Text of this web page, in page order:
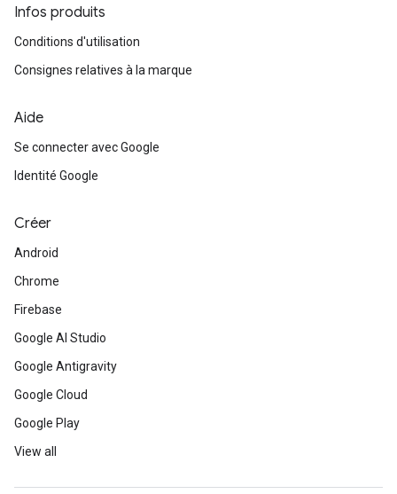
Infos produits
Conditions d'utilisation
Consignes relatives à la marque
Aide
Se connecter avec Google
Identité Google
Créer
Android
Chrome
Firebase
Google AI Studio
Google Antigravity
Google Cloud
Google Play
View all